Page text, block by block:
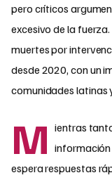
pero críticos
excesivo de la
muertes por
desde 2020, con un
comunidades latinas
M ientras
espera respuestas